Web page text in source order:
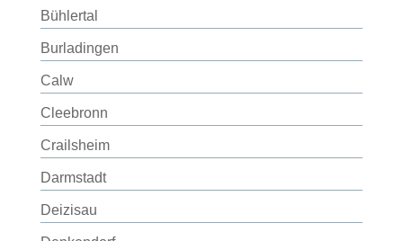
Bühlertal
Burladingen
Calw
Cleebronn
Crailsheim
Darmstadt
Deizisau